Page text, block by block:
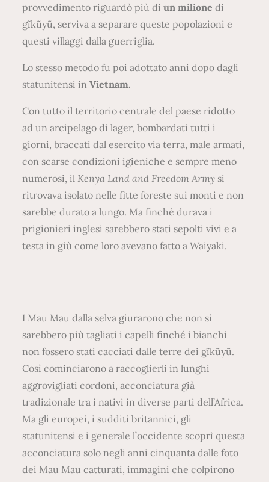
provvedimento riguardò più diun milione di
gĩkũyũ, serviva a separare queste popolazioni e
questi villaggi dalla guerriglia.
Lo stesso metodo fu poi adottato anni dopo dagli
statunitensi inVietnam.
Con tutto il territorio centrale del paese ridotto
ad un arcipelago di lager, bombardati tutti i
giorni, braccati dal esercito via terra, male armati,
con scarse condizioni igieniche e sempre meno
numerosi, il Kenya Land and Freedom Army si
ritrovava isolato nelle fitte foreste sui monti e non
sarebbe durato a lungo. Ma finché durava i
prigionieri inglesi sarebbero stati sepolti vivi e a
testa in giù come loro avevano fatto a Waiyaki.
I Mau Mau dalla selva giurarono che non si
sarebbero più tagliati i capelli finché i bianchi
non fossero stati cacciati dalle terre dei gĩkũyũ.
Così cominciarono a raccoglierli in lunghi
aggrovigliati cordoni, acconciatura già
tradizionale tra i nativi in diverse parti dell’Africa.
Ma gli europei, i sudditi britannici, gli
statunitensi e i generale l’occidente scoprì questa
acconciatura solo negli anni cinquanta dalle foto
dei Mau Mau catturati, immagini che colpirono